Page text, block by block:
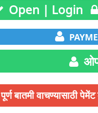
Open | Login
पूर्ण बातमी